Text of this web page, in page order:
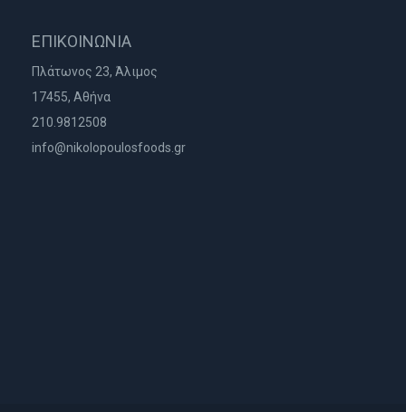
ΕΠΙΚΟΙΝΩΝΙΑ
Πλάτωνος 23, Άλιμος
17455, Αθήνα
210.9812508
info@nikolopoulosfoods.gr